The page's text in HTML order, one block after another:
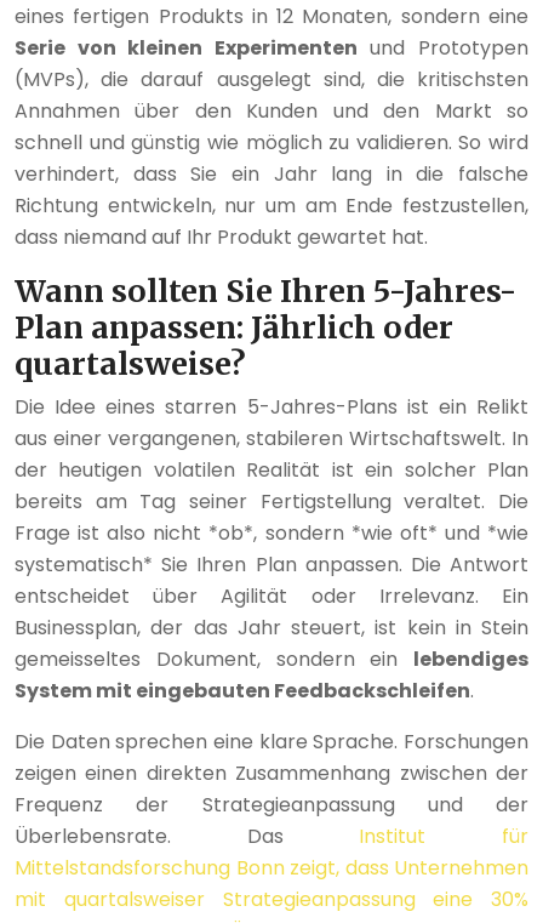
eines fertigen Produkts in 12 Monaten, sondern eine
Serie von kleinen Experimenten und Prototypen
(MVPs), die darauf ausgelegt sind, die kritischsten
Annahmen über den Kunden und den Markt so
schnell und günstig wie möglich zu validieren. So wird
verhindert, dass Sie ein Jahr lang in die falsche
Richtung entwickeln, nur um am Ende festzustellen,
dass niemand auf Ihr Produkt gewartet hat.
Wann sollten Sie Ihren 5-Jahres-
Plan anpassen: Jährlich oder
quartalsweise?
Die Idee eines starren 5-Jahres-Plans ist ein Relikt
aus einer vergangenen, stabileren Wirtschaftswelt. In
der heutigen volatilen Realität ist ein solcher Plan
bereits am Tag seiner Fertigstellung veraltet. Die
Frage ist also nicht *ob*, sondern *wie oft* und *wie
systematisch* Sie Ihren Plan anpassen. Die Antwort
entscheidet über Agilität oder Irrelevanz. Ein
Businessplan, der das Jahr steuert, ist kein in Stein
gemeisseltes Dokument, sondern ein lebendiges
System mit eingebauten Feedbackschleifen.
Die Daten sprechen eine klare Sprache. Forschungen
zeigen einen direkten Zusammenhang zwischen der
Frequenz der Strategieanpassung und der
Überlebensrate. Das Institut für
Mittelstandsforschung Bonn zeigt, dass Unternehmen
mit quartalsweiser Strategieanpassung eine 30%